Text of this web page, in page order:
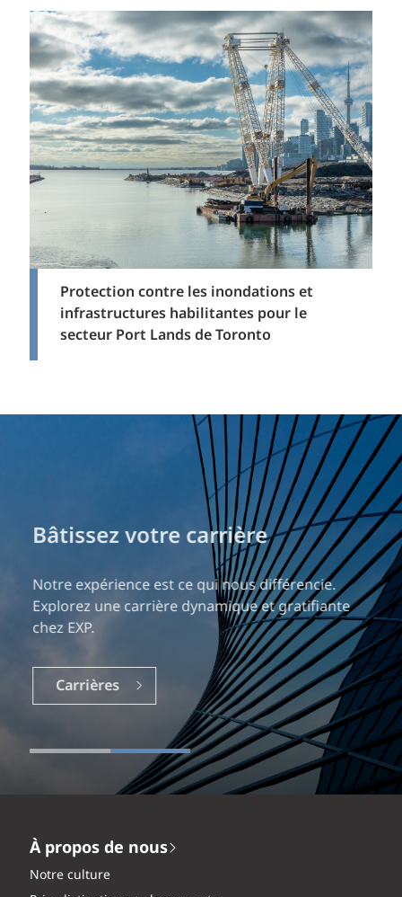
Protection contre les inondations et
infrastructures habilitantes pour le
secteur Port Lands de Toronto
Bâtissez votre carrière
Notre expérience est ce qui nous différencie.
Explorez une carrière dynamique et gratifiante
chez EXP.
Carrières
À propos de nous
Notre culture